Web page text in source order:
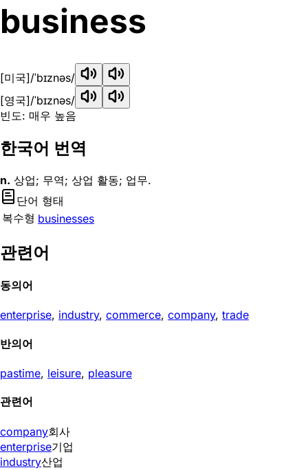
business
[미국]/ˈbɪznəs/
[영국]/ˈbɪznəs/
빈도: 매우 높음
한국어 번역
n. 상업; 무역; 상업 활동; 업무.
단어 형태
복수형 businesses
관련어
동의어
enterprise, industry, commerce, company, trade
반의어
pastime, leisure, pleasure
관련어
company회사
enterprise기업
industry산업